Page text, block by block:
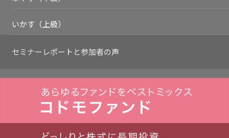
いかす（上級）
セミナーレポートと参加者の声